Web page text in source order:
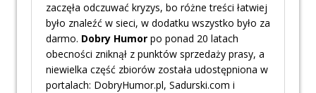
zaczęła odczuwać kryzys, bo różne treści łatwiej
było znaleźć w sieci, w dodatku wszystko było za
darmo. Dobry Humor po ponad 20 latach
obecności zniknął z punktów sprzedaży prasy, a
niewielka część zbiorów została udostępniona w
portalach: DobryHumor.pl, Sadurski.com i